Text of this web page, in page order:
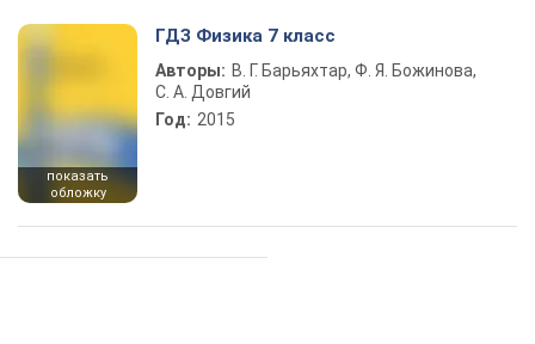
показать
обложку
ГДЗ Физика 7 класс
Авторы: В. Г. Барьяхтар, Ф. Я. Божинова,
С. А. Довгий
Год: 2015